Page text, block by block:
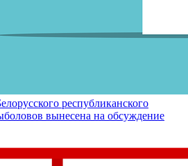
республиканского
вынесена на обсуждение